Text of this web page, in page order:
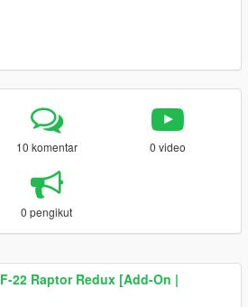
10 komentar 0 video
0 pengikut
F-22 Raptor Redux [Add-On |